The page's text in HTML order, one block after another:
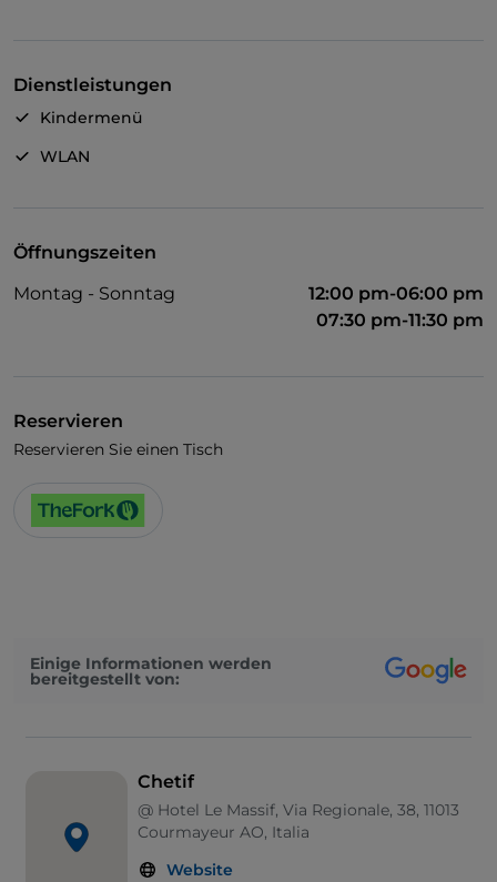
Dienstleistungen
Kindermenü
WLAN
Öffnungszeiten
Montag - Sonntag
12:00 pm-06:00 pm
07:30 pm-11:30 pm
Reservieren
Reservieren Sie einen Tisch
Einige Informationen werden
bereitgestellt von:
Chetif
@ Hotel Le Massif, Via Regionale, 38, 11013
Courmayeur AO, Italia
Website